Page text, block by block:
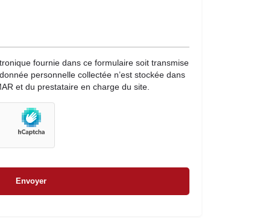
fournie dans ce formulaire soit transmise
personnelle collectée n’est stockée dans
et du prestataire en charge du site.